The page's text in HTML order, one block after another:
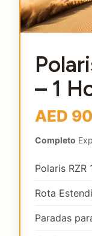
– 1
AED
Completo
Polaris
Rota
Paradas